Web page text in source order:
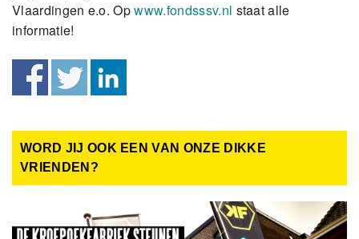
Vlaardingen e.o. Opwww.fondsssv.nl staat alle
informatie!
WORD JIJ OOK EEN VAN ONZE DIKKE
VRIENDEN?